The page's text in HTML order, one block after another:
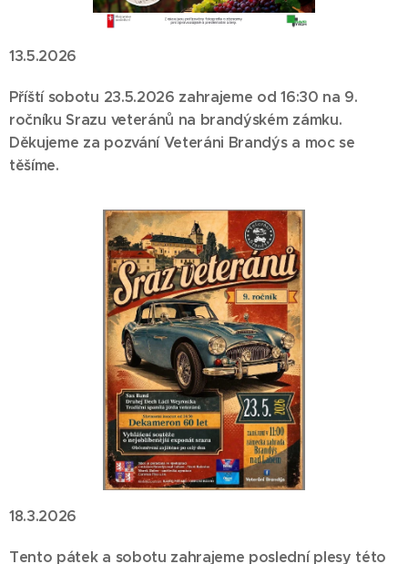
13.5.2026
Příští sobotu 23.5.2026 zahrajeme od 16:30 na 9.
ročníku Srazu veteránů na brandýském zámku.
Děkujeme za pozvání Veteráni Brandýs a moc se
těšíme.
18.3.2026
Tento pátek a sobotu zahrajeme poslední plesy této